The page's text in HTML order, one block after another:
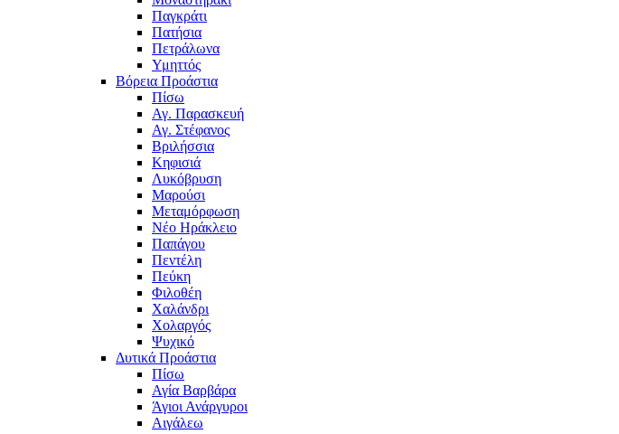
Παγκράτι
Πατήσια
Πετράλωνα
Υμηττός
Βόρεια Προάστια
Πίσω
Αγ. Παρασκευή
Αγ. Στέφανος
Βριλήσσια
Κηφισιά
Λυκόβρυση
Μαρούσι
Μεταμόρφωση
Νέο Ηράκλειο
Παπάγου
Πεντέλη
Πεύκη
Φιλοθέη
Χαλάνδρι
Χολαργός
Ψυχικό
Δυτικά Προάστια
Πίσω
Αγία Βαρβάρα
Άγιοι Ανάργυροι
Αιγάλεω